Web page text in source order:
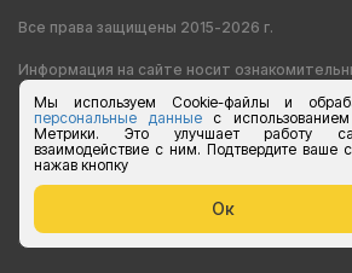
Мы используем Cookie-файлы и
персональные данныес
Метрики. Это улучшает работу
взаимодействие с ним. Подтвердите ваше
нажав кнопку
Ок
Все права защищены 2015-2026 г.
Информация на сайте носит
является публичной офертой,
437 Гражданского кодекса РФ
Согласие на обработку персональных данных
Политика конфиденциальности